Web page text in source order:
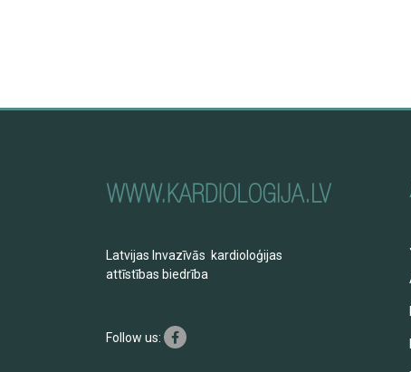
Latvijas Invazīvās kardioloģijas
attīstības biedrība
Follow us: